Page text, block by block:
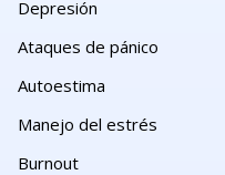
Depresión
Ataques de pánico
Autoestima
Manejo del estrés
Burnout